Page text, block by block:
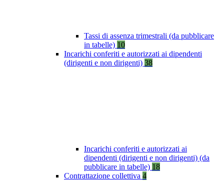
Tassi di assenza trimestrali (da pubblicare
in tabelle) 10
Incarichi conferiti e autorizzati ai dipendenti
(dirigenti e non dirigenti) 38
Incarichi conferiti e autorizzati ai
dipendenti (dirigenti e non dirigenti) (da
pubblicare in tabelle) 18
Contrattazione collettiva 4